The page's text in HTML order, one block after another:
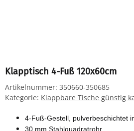
Klapptisch 4-Fuß 120x60cm
Artikelnummer: 350660-350685
Kategorie: Klappbare Tische günstig
4-Fuß-Gestell, pulverbeschichtet
30 mm Stahlquadratrohr